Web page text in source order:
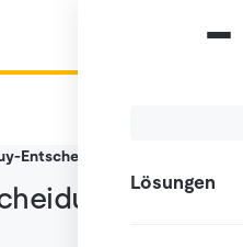
Lösungen
Entscheidung